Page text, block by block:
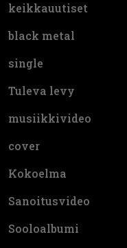
keikkauutiset
black metal
single
Tuleva levy
musiikkivideo
cover
Kokoelma
Sanoitusvideo
Sooloalbumi